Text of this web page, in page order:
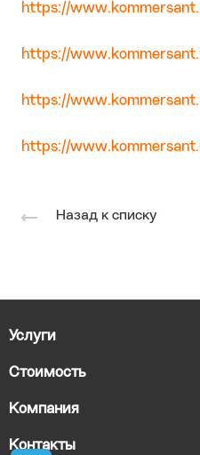
https://
https://
https://
https://
Назад к списку
Услуги
Стоимость
Компания
Контакты